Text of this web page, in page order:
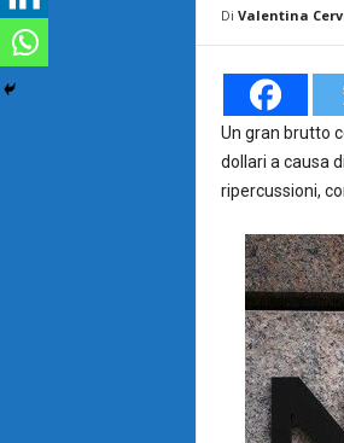
F
r
e
Di Valentina
Un gran brutto
dollari a causa
ripercussioni,